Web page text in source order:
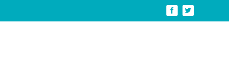
FacebookTwitter